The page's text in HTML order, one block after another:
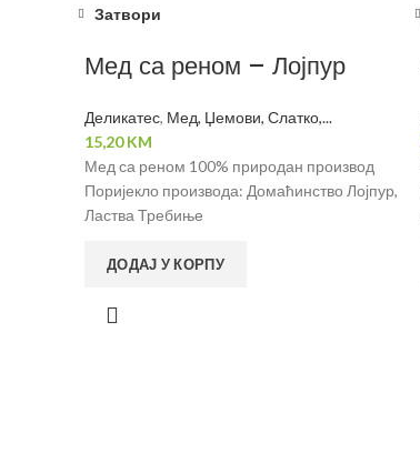
Затвори
Мед са реном – Лојпур
Деликатес, Мед, Џемови, Слатко,...
15,20KM
Мед са реном 100% природан производ
Поријекло производа: Домаћинство Лојпур,
Ластва Требиње
ДОДАЈ У КОРПУ